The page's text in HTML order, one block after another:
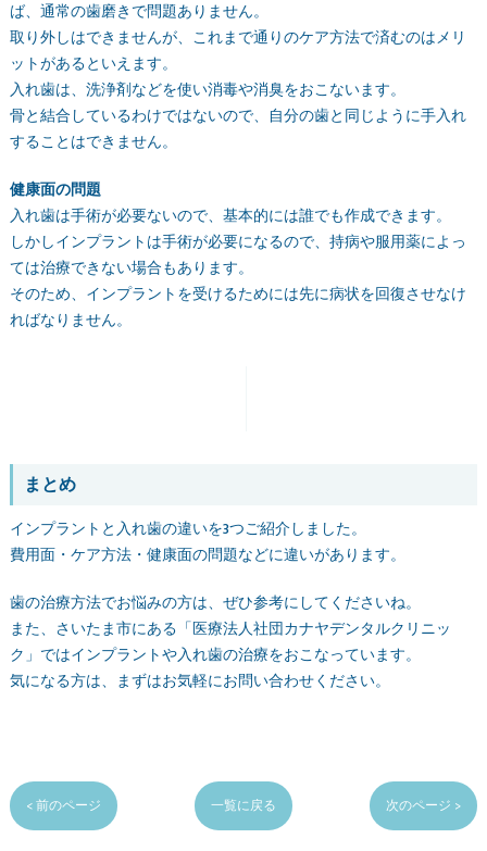
ば、通常の歯磨きで問題ありません。
取り外しはできませんが、これまで通りのケア方法で済むのはメリ
ットがあるといえます。
入れ歯は、洗浄剤などを使い消毒や消臭をおこないます。
骨と結合しているわけではないので、自分の歯と同じように手入れ
することはできません。
健康面の問題
入れ歯は手術が必要ないので、基本的には誰でも作成できます。
しかしインプラントは手術が必要になるので、持病や服用薬によっ
ては治療できない場合もあります。
そのため、インプラントを受けるためには先に病状を回復させなけ
ればなりません。
まとめ
インプラントと入れ歯の違いを3つご紹介しました。
費用面・ケア方法・健康面の問題などに違いがあります。
歯の治療方法でお悩みの方は、ぜひ参考にしてくださいね。
また、さいたま市にある「医療法人社団カナヤデンタルクリニッ
ク」ではインプラントや入れ歯の治療をおこなっています。
気になる方は、まずはお気軽にお問い合わせください。
< 前のページ 一覧に戻る 次のページ >